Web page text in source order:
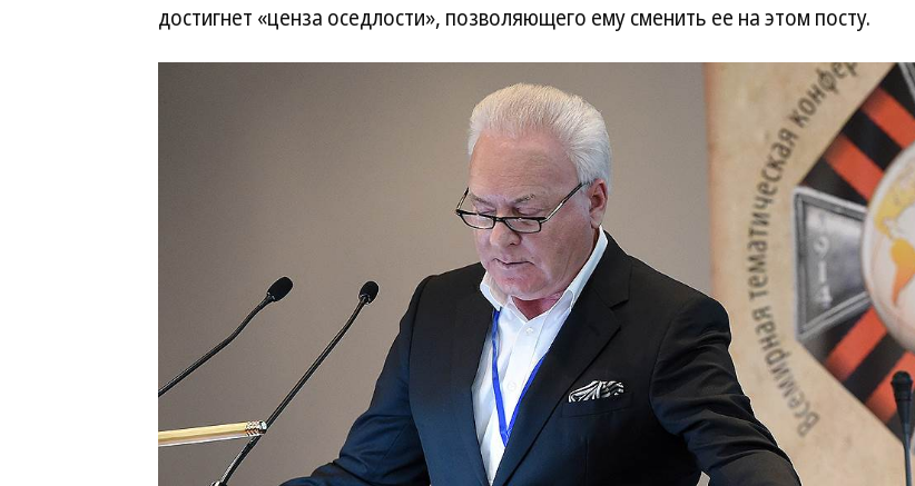
достигнет «ценза оседлости», позволяющего ему сменить ее на этом посту.